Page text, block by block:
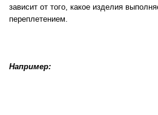
зависит от того, какое изделия
переплетением.
Например: